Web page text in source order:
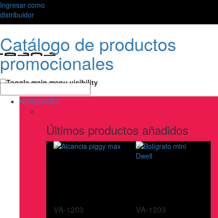
Ingresar como
distribuidor
Catálogo de productos
promocionales
Toggle main menu visibility
NOVEDADES
Últimos productos añadidos
VA-1203 VA-1203